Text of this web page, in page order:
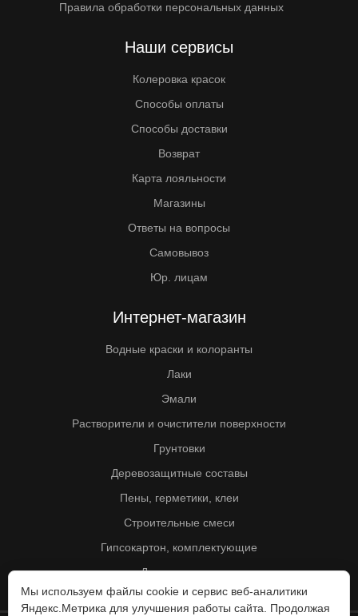
Правила обработки персональных данных
Наши сервисы
Колеровка красок
Способы оплаты
Способы доставки
Возврат
Карта лояльности
Магазины
Ответы на вопросы
Самовывоз
Юр. лицам
Интернет-магазин
Водные краски и колоранты
Лаки
Эмали
Растворители и очистители поверхности
Грунтовки
Деревозащитные составы
Пены, герметики, клеи
Строительные смеси
Гипсокартон, комплектующие
Другие товары
Мы используем файлы cookie и сервис веб-аналитики
Яндекс.Метрика для улучшения работы сайта. Продолжая